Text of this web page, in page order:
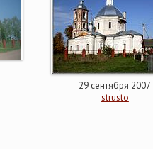
29 сентября 2007
strusto